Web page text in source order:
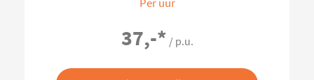
Per uur
37,-* / p.u.